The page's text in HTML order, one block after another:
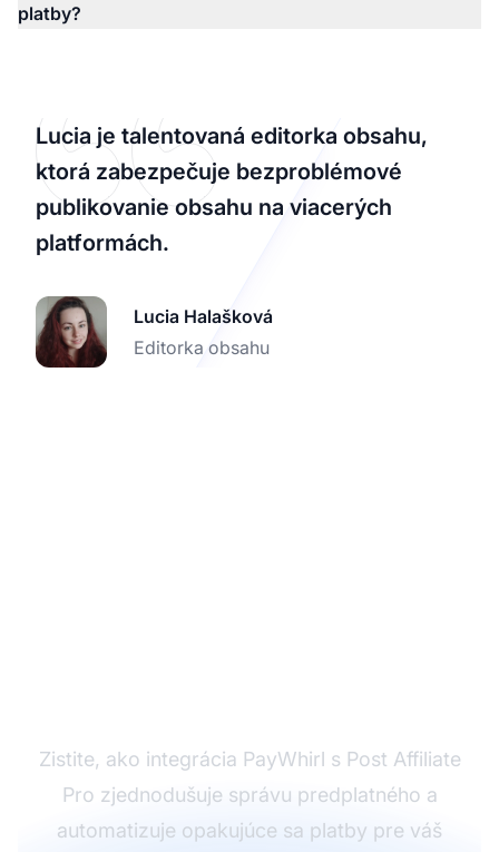
platby?
Lucia je talentovaná editorka obsahu,
ktorá zabezpečuje bezproblémové
publikovanie obsahu na viacerých
platformách.
Lucia Halašková
Editorka obsahu
Zistite, ako integrácia PayWhirl s Post Affiliate
Pro zjednodušuje správu predplatného a
automatizuje opakujúce sa platby pre váš